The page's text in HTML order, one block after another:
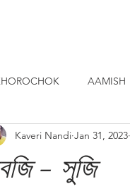
AAMISH
- সুজি
Kaveri Nandi Jan 31, 2023